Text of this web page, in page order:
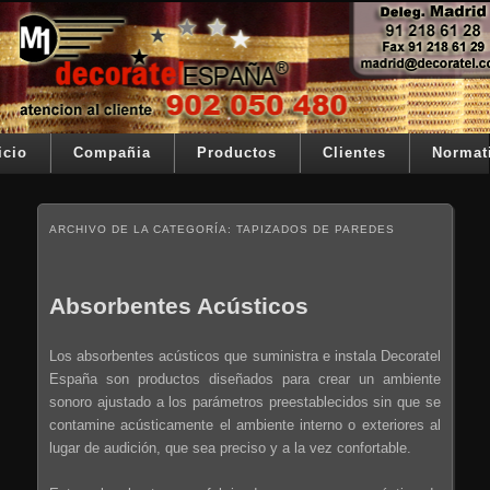
Ir al contenido principal
Ir al contenido secundario
Decoratel España
Su telon de teatro es nuestra razón de ser
Menú principalCompañia Productos Clientes
ARCHIVO DE LA CATEGORÍA:TAPIZADOS DE PAREDES
Absorbentes Acústicos
Los absorbentes acústicos que suministra e instala Decoratel
España son productos diseñados para crear un ambiente
sonoro ajustado a los parámetros preestablecidos sin que se
contamine acústicamente el ambiente interno o exteriores al
lugar de audición, que sea preciso y a la vez confortable.